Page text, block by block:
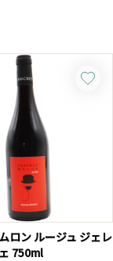
ロン ルージュ ジェレ
750ml